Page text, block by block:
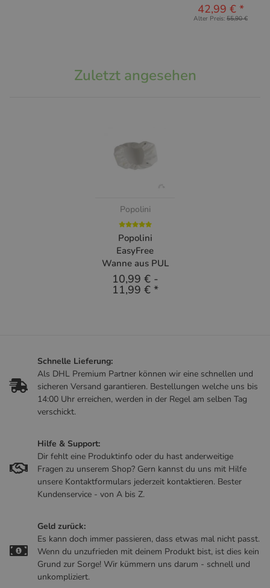
42,99 € *
Alter Preis: 55,90 €
Zuletzt angesehen
Popolini
Popolini
EasyFree
Wanne aus PUL
10,99 €-
11,99 € *
Schnelle Lieferung:
Als DHL Premium Partner können wir eine schnellen und
sicheren Versand garantieren. Bestellungen welche uns bis
14:00 Uhr erreichen, werden in der Regel am selben Tag
verschickt.
Hilfe & Support:
Dir fehlt eine Produktinfo oder du hast anderweitige
Fragen zu unserem Shop? Gern kannst du uns mit Hilfe
unsere Kontaktformulars jederzeit kontaktieren. Bester
Kundenservice - von A bis Z.
Geld zurück:
Es kann doch immer passieren, dass etwas mal nicht passt.
Wenn du unzufrieden mit deinem Produkt bist, ist dies kein
Grund zur Sorge! Wir kümmern uns darum - schnell und
unkompliziert.